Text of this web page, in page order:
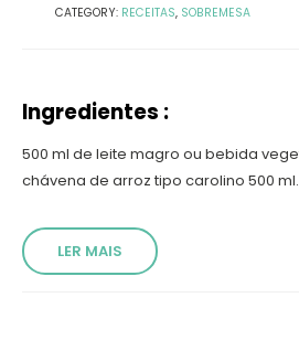
CATEGORY: RECEITAS, SOBREMESA
Ingredientes :
500 ml de leite magro ou bebida
chávena de arroz tipo carolino 500
LER MAIS